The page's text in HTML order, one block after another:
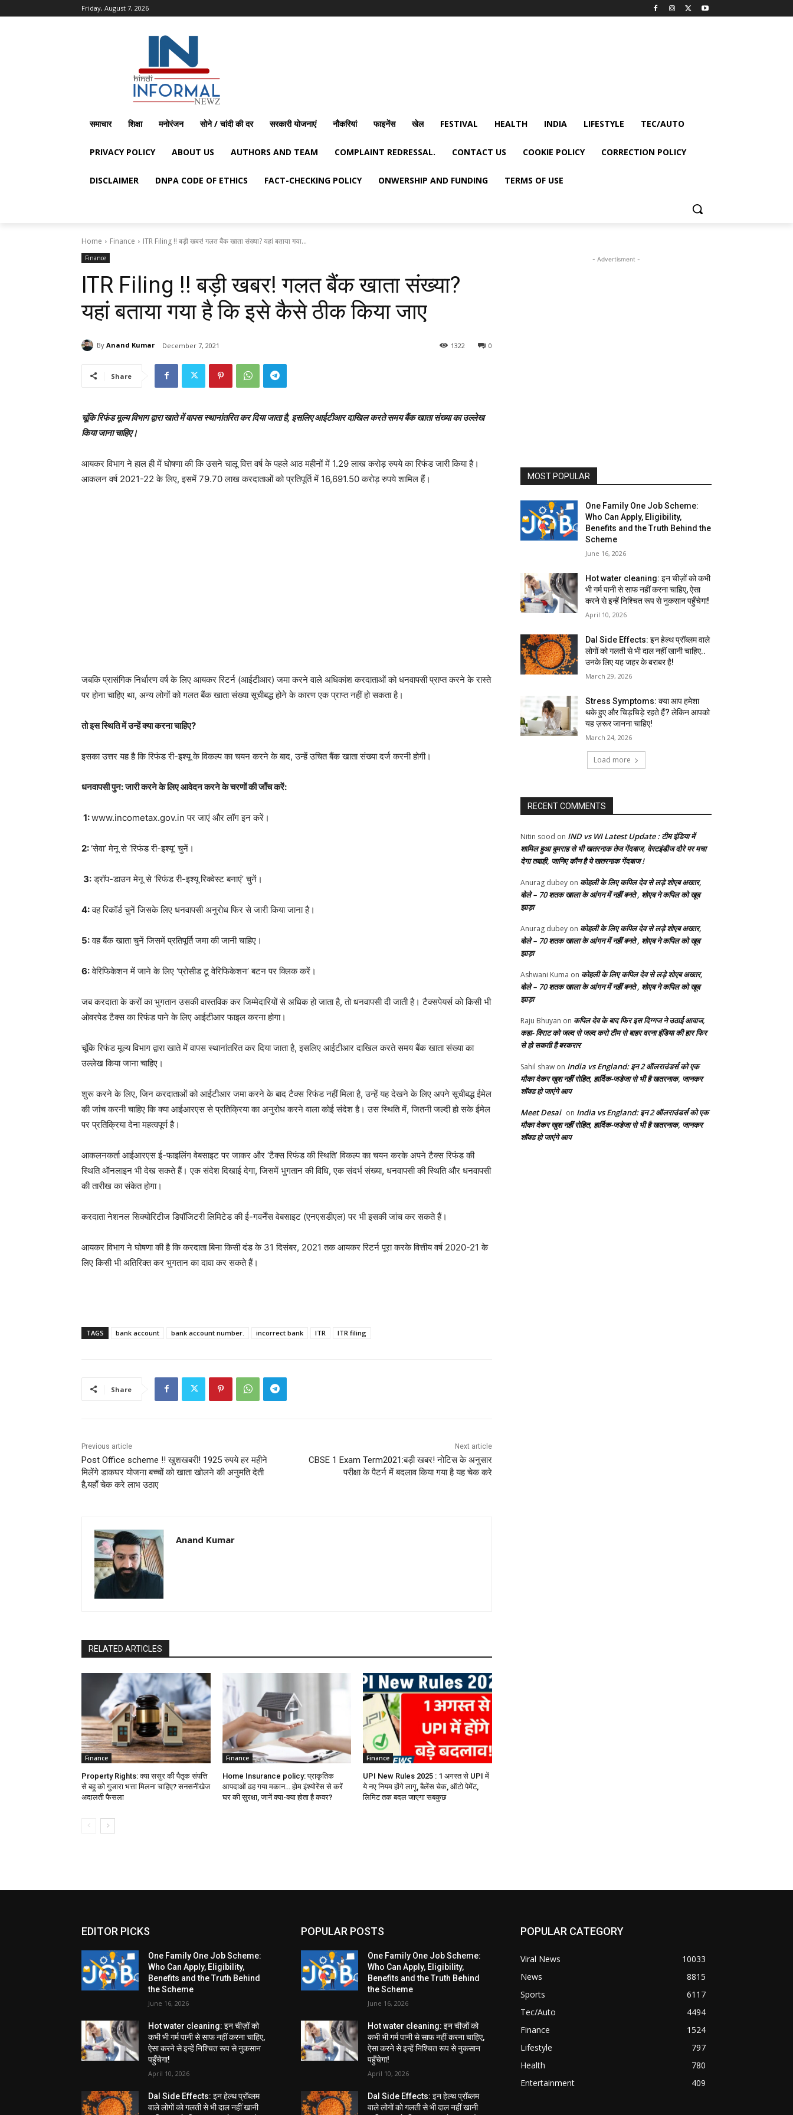
Friday, August 7, 2026
समाचार शिक्षा मनोरंजन सोने / चांदी की दर सरकारी योजनाएं नौकरियां फाइनेंस खेल FESTIVAL HEALTH INDIA LIFESTYLE TEC/AUTO
PRIVACY POLICY ABOUT US AUTHORS AND TEAM COMPLAINT REDRESSAL. CONTACT US COOKIE POLICY CORRECTION POLICY
DISCLAIMER DNPA CODE OF ETHICS FACT-CHECKING POLICY ONWERSHIP AND FUNDING TERMS OF USE
Home Finance ITR Filing !! बड़ी खबर! गलत बैंक खाता संख्या? यहां बताया गया...
Finance
ITR Filing !! बड़ी खबर! गलत बैंक खाता संख्या?
यहां बताया गया है कि इसे कैसे ठीक किया जाए
By Anand Kumar December 7, 2021 0
1322
Share
चूंकि रिफंड मूल्य विभाग द्वारा खाते में वापस स्थानांतरित कर दिया जाता है, इसलिए आईटीआर दाखिल करते समय बैंक खाता संख्या का उल्लेख
किया जाना चाहिए।
आयकर विभाग ने हाल ही में घोषणा की कि उसने चालू वित्त वर्ष के पहले आठ महीनों में 1.29 लाख करोड़ रुपये का रिफंड जारी किया है।
आकलन वर्ष 2021-22 के लिए, इसमें 79.70 लाख करदाताओं को प्रतिपूर्ति में 16,691.50 करोड़ रुपये शामिल हैं।
जबकि प्रासंगिक निर्धारण वर्ष के लिए आयकर रिटर्न (आईटीआर) जमा करने वाले अधिकांश करदाताओं को धनवापसी प्राप्त करने के रास्ते
पर होना चाहिए था, अन्य लोगों को गलत बैंक खाता संख्या सूचीबद्ध होने के कारण एक प्राप्त नहीं हो सकता है।
तो इस स्थिति में उन्हें क्या करना चाहिए?
इसका उत्तर यह है कि रिफंड री-इश्यू के विकल्प का चयन करने के बाद, उन्हें उचित बैंक खाता संख्या दर्ज करनी होगी।
धनवापसी पुन: जारी करने के लिए आवेदन करने के चरणों की जाँच करें:
1:www.incometax.gov.in पर जाएं और लॉग इन करें।
2:‘सेवा’ मेनू से ‘रिफंड री-इश्यू’ चुनें।
3:ड्रॉप-डाउन मेनू से ‘रिफंड री-इश्यू रिक्वेस्ट बनाएं’ चुनें।
4:वह रिकॉर्ड चुनें जिसके लिए धनवापसी अनुरोध फिर से जारी किया जाना है।
5:वह बैंक खाता चुनें जिसमें प्रतिपूर्ति जमा की जानी चाहिए।
6:वेरिफिकेशन में जाने के लिए ‘प्रोसीड टू वेरिफिकेशन’ बटन पर क्लिक करें।
जब करदाता के करों का भुगतान उसकी वास्तविक कर जिम्मेदारियों से अधिक हो जाता है, तो धनवापसी दी जाती है। टैक्सपेयर्स को किसी भी
ओवरपेड टैक्स का रिफंड पाने के लिए आईटीआर फाइल करना होगा।
चूंकि रिफंड मूल्य विभाग द्वारा खाते में वापस स्थानांतरित कर दिया जाता है, इसलिए आईटीआर दाखिल करते समय बैंक खाता संख्या का
उल्लेख किया जाना चाहिए।
शुरू करने के लिए, जिन करदाताओं को आईटीआर जमा करने के बाद टैक्स रिफंड नहीं मिला है, उन्हें यह देखने के लिए अपने सूचीबद्ध ईमेल
की जांच करनी चाहिए कि क्या आईआरएस से प्रतिक्रिया का अनुरोध करने वाला कोई संदेश है। उस स्थिति में, जितनी जल्दी हो सके ईमेल
पर प्रतिक्रिया देना महत्वपूर्ण है।
आकलनकर्ता आईआरएस ई-फाइलिंग वेबसाइट पर जाकर और ‘टैक्स रिफंड की स्थिति’ विकल्प का चयन करके अपने टैक्स रिफंड की
स्थिति ऑनलाइन भी देख सकते हैं। एक संदेश दिखाई देगा, जिसमें भुगतान की विधि, एक संदर्भ संख्या, धनवापसी की स्थिति और धनवापसी
की तारीख का संकेत होगा।
करदाता नेशनल सिक्योरिटीज डिपॉजिटरी लिमिटेड की ई-गवर्नेंस वेबसाइट (एनएसडीएल) पर भी इसकी जांच कर सकते हैं।
आयकर विभाग ने घोषणा की है कि करदाता बिना किसी दंड के 31 दिसंबर, 2021 तक आयकर रिटर्न पूरा करके वित्तीय वर्ष 2020-21 के
लिए किसी भी अतिरिक्त कर भुगतान का दावा कर सकते हैं।
TAGS bank account bank account number. incorrect bank ITR ITR filing
Share
Previous article
Post Office scheme !! खुशखबरी! 1925 रुपये हर महीने
मिलेंगे डाकघर योजना बच्चों को खाता खोलने की अनुमति देती
है,यहाँ चेक करे लाभ उठाए
Next article
CBSE 1 Exam Term2021:बड़ी खबर! नोटिस के अनुसार
परीक्षा के पैटर्न में बदलाव किया गया है यह चेक करे
Anand Kumar
RELATED ARTICLES
Finance
Property Rights: क्या ससुर की पैतृक संपत्ति
से बहू को गुजारा भत्ता मिलना चाहिए? सनसनीखेज
अदालती फैसला
Finance
Home Insurance policy: प्राकृतिक
आपदाओं ढह गया मकान… होम इंश्योरेंस से करें
घर की सुरक्षा, जानें क्या-क्या होता है कवर?
Finance
UPI New Rules 2025 : 1 अगस्त से UPI में
ये नए नियम होंगे लागू, बैलेंस चेक, ऑटो पेमेंट,
लिमिट तक बदल जाएगा सबकुछ
- Advertisment -
MOST POPULAR
One Family One Job Scheme:
Who Can Apply, Eligibility,
Benefits and the Truth Behind the
Scheme
June 16, 2026
Hot water cleaning: इन चीज़ों को कभी
भी गर्म पानी से साफ नहीं करना चाहिए, ऐसा
करने से इन्हें निश्चित रूप से नुकसान पहुँचेगा!
April 10, 2026
Dal Side Effects: इन हेल्थ प्रॉब्लम वाले
लोगों को गलती से भी दाल नहीं खानी चाहिए..
उनके लिए यह जहर के बराबर है!
March 29, 2026
Stress Symptoms: क्या आप हमेशा
थके हुए और चिड़चिड़े रहते हैं? लेकिन आपको
यह ज़रूर जानना चाहिए!
March 24, 2026
Load more
RECENT COMMENTS
Nitin sood on IND vs WI Latest Update : टीम इंडिया में
शामिल हुआ बुमराह से भी खतरनाक तेज गेंदबाज, वेस्टइंडीज दौरे पर मचा
देगा तबाही, जानिए कौन है ये खतरनाक गेंदबाज !
Anurag dubey on कोहली के लिए कपिल देव से लड़े शोएब अख्तर,
बोले – 70 शतक खाला के आंगन में नहीं बनते , शोएब ने कपिल को खूब
झाड़ा
Anurag dubey on कोहली के लिए कपिल देव से लड़े शोएब अख्तर,
बोले – 70 शतक खाला के आंगन में नहीं बनते , शोएब ने कपिल को खूब
झाड़ा
Ashwani Kuma on कोहली के लिए कपिल देव से लड़े शोएब अख्तर,
बोले – 70 शतक खाला के आंगन में नहीं बनते , शोएब ने कपिल को खूब
झाड़ा
Raju Bhuyan on कपिल देव के बाद फिर इस दिग्गज ने उठाई आवाज,
कहा- विराट को जल्द से जल्द करो टीम से बाहर वरना इंडिया की हार फिर
से हो सकती है बरकरार
Sahil shaw on India vs England: इन 2 ऑलराउंडर्स को एक
मौका देकर खुश नहीं रोहित, हार्दिक-जडेजा से भी है खतरनाक, जानकर
शॉक्ड हो जाएंगे आप
Meet Desai on India vs England: इन 2 ऑलराउंडर्स को एक
मौका देकर खुश नहीं रोहित, हार्दिक-जडेजा से भी है खतरनाक, जानकर
शॉक्ड हो जाएंगे आप
EDITOR PICKS
One Family One Job Scheme:
Who Can Apply, Eligibility,
Benefits and the Truth Behind
the Scheme
June 16, 2026
Hot water cleaning: इन चीज़ों को
कभी भी गर्म पानी से साफ नहीं करना चाहिए,
ऐसा करने से इन्हें निश्चित रूप से नुकसान
पहुँचेगा!
April 10, 2026
Dal Side Effects: इन हेल्थ प्रॉब्लम
वाले लोगों को गलती से भी दाल नहीं खानी
POPULAR POSTS
One Family One Job Scheme:
Who Can Apply, Eligibility,
Benefits and the Truth Behind
the Scheme
June 16, 2026
Hot water cleaning: इन चीज़ों को
कभी भी गर्म पानी से साफ नहीं करना चाहिए,
ऐसा करने से इन्हें निश्चित रूप से नुकसान
पहुँचेगा!
April 10, 2026
Dal Side Effects: इन हेल्थ प्रॉब्लम
वाले लोगों को गलती से भी दाल नहीं खानी
POPULAR CATEGORY
Viral News
10033
News
8815
Sports
6117
Tec/Auto
4494
Finance
1524
Lifestyle
797
Health
780
Entertainment
409